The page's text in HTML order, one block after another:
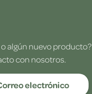
algún nuevo producto?
con nosotros.
electrónico